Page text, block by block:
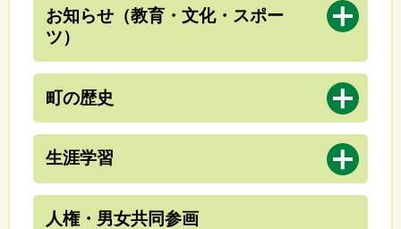
お知らせ（教育・文化・スポー
ツ）
開
く
町の歴史
開
く
生涯学習
開
く
人権・男女共同参画